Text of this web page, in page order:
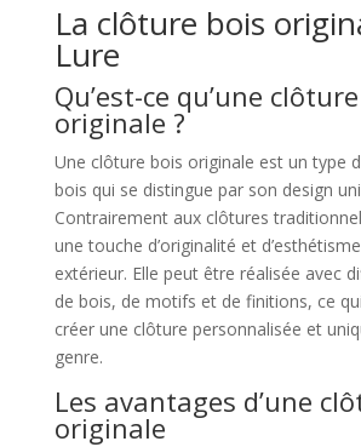
La clôture bois
Lure
Qu’est-ce qu’une
originale ?
Une clôture bois originale est un type
bois qui se distingue par son design
Contrairement aux clôtures
une touche d’originalité et
extérieur. Elle peut être réalisée avec
de bois, de motifs et de finitions, ce
créer une clôture personnalisée et
genre.
Les avantages d’une
originale